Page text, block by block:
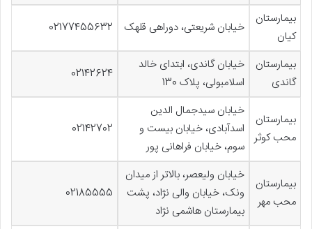
بیمارستان
کیان
خیابان شریعتی، دوراهی قلهک 02177455632
بیمارستان
گاندی
خیابان گاندی، ابتدای خالد
اسلامبولی، پلاک 130
02142624
بیمارستان
محب کوثر
خیابان سیدجمال الدین
اسدآبادی، خیابان بیست و
سوم، خیابان فراهانی پور
02142702
بیمارستان
محب مهر
خیابان ولیعصر، بالاتر از میدان
ونک، خیابان والی نژاد، پشت
بیمارستان هاشمی نژاد
02185555